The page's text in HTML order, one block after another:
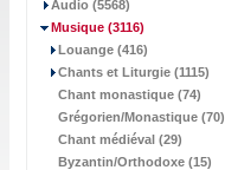
Audio (5568)
Musique (3116)
Louange (416)
Chants et Liturgie (1115)
Chant monastique (74)
Grégorien/Monastique (70)
Chant médiéval (29)
Byzantin/Orthodoxe (15)